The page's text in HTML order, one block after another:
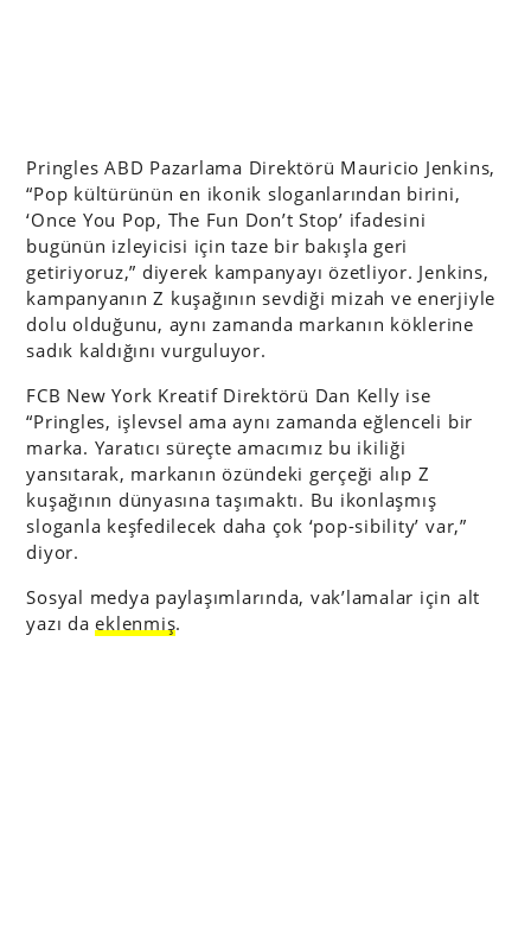
Pringles ABD Pazarlama Direktörü Mauricio Jenkins,
“Pop kültürünün en ikonik sloganlarından birini,
‘Once You Pop, The Fun Don’t Stop’ ifadesini
bugünün izleyicisi için taze bir bakışla geri
getiriyoruz,” diyerek kampanyayı özetliyor. Jenkins,
kampanyanın Z kuşağının sevdiği mizah ve enerjiyle
dolu olduğunu, aynı zamanda markanın köklerine
sadık kaldığını vurguluyor.
FCB New York Kreatif Direktörü Dan Kelly ise
“Pringles, işlevsel ama aynı zamanda eğlenceli bir
marka. Yaratıcı süreçte amacımız bu ikiliği
yansıtarak, markanın özündeki gerçeği alıp Z
kuşağının dünyasına taşımaktı. Bu ikonlaşmış
sloganla keşfedilecek daha çok ‘pop-sibility’ var,”
diyor.
Sosyal medya paylaşımlarında, vak’lamalar için alt
yazı daeklenmiş.